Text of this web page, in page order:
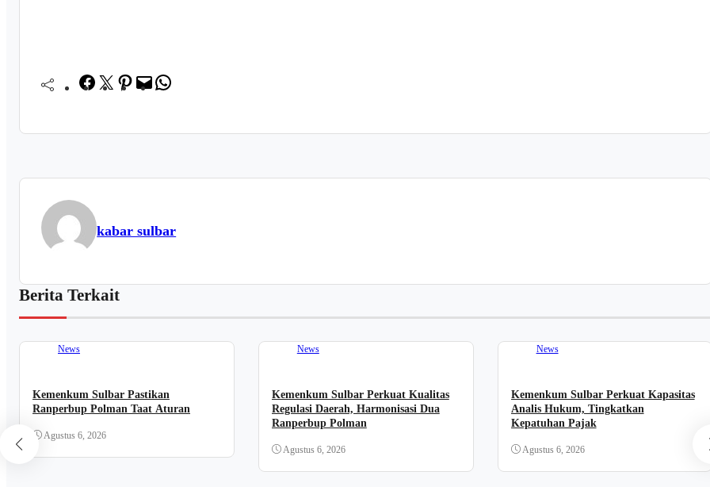
Facebook
TwitterPinterest
Mail
kabar sulbar
Berita Terkait
News
Kemenkum Sulbar Pastikan
Ranperbup Polman Taat Aturan
Agustus 6, 2026
News
Kemenkum Sulbar Perkuat Kualitas
Regulasi Daerah, Harmonisasi Dua
Ranperbup Polman
Agustus 6, 2026
News
Kemenkum Sulbar Perkuat Kapasitas
Analis Hukum, Tingkatkan
Kepatuhan Pajak
Agustus 6, 2026